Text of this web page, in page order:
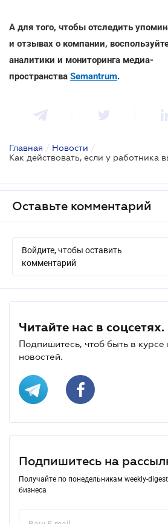
А для того, чтобы отследить
и отзывах о компании,
аналитики и мониторинга медиа-
пространства Semantrum.
Главная / Новости /
Оставьте комментарий
Войдите, чтобы оставить
комментарий
Читайте нас в соцсетях.
Подпишитесь, чтоб быть в курсе
новостей.
Подпишитесь на
Получайте по понедельникам weekly-
бизнеса